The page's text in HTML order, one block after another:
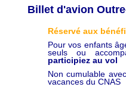
Billet d'avion
Réservé aux
Pour vos enfants
seuls ou
participiez au vol
Non cumulable
vacances du CNAS